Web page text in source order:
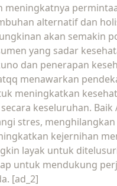
meningkatnya
alternatif dan
akan semakin
yang sadar
dan penerapan
menawarkan
meningkatkan
keseluruhan. Baik
stres, menghilangkan
kejernihan
layak untuk
untuk mendukung
[ad_2]